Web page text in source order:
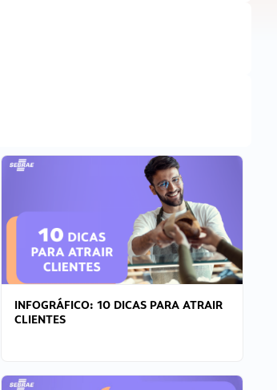
INFOGRÁFICO: 10 DICAS PARA ATRAIR
CLIENTES